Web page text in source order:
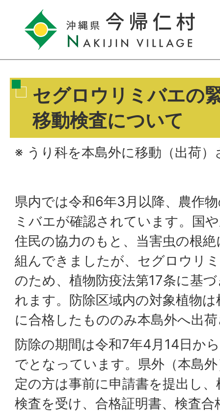
セグロウリミバエの
移動検査について
※ うり科を本島外に移動（出荷
県内では令和6年3月以降、農作
ミバエが確認されています。国
住民の協力のもと、当害虫の根
組んできましたが、セグロウリ
のため、植物防疫法第17条に基
れます。防除区域内の対象植物
に合格したもののみ本島外へ出
防除の期間は令和7年4月14日か
でとなっています。県外（本島
定の方は事前に申請書を提出し
検査を受け、合格証明書、検査